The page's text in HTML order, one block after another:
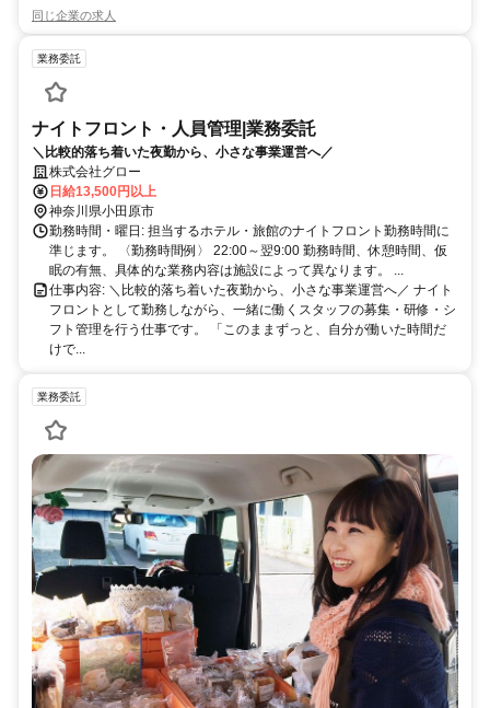
同じ企業の求人
業務委託
ナイトフロント・人員管理|業務委託
＼比較的落ち着いた夜勤から、小さな事業運営へ／
株式会社グロー
日給13,500円以上
神奈川県小田原市
勤務時間・曜日: 担当するホテル・旅館のナイトフロント勤務時間に
準じます。 〈勤務時間例〉 22:00～翌9:00 勤務時間、休憩時間、仮
眠の有無、具体的な業務内容は施設によって異なります。 ...
仕事内容: ＼比較的落ち着いた夜勤から、小さな事業運営へ／ ナイト
フロントとして勤務しながら、一緒に働くスタッフの募集・研修・シ
フト管理を行う仕事です。 「このままずっと、自分が働いた時間だ
けで...
業務委託